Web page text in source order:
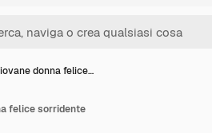
donna felice…
felice sorridente